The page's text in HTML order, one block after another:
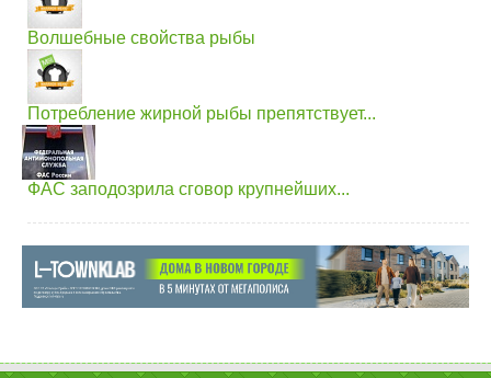
Волшебные свойства рыбы
Потребление жирной рыбы препятствует...
ФАС заподозрила сговор крупнейших...